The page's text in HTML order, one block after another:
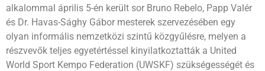
alkalommal április 5-én került sor Bruno Rebelo, Papp Valér
és Dr. Havas-Sághy Gábor mesterek szervezésében egy
olyan informális nemzetközi szintű közgyűlésre, melyen a
részvevők teljes egyetértéssel kinyilatkoztatták a United
World Sport Kempo Federation (UWSKF) szükségességét és